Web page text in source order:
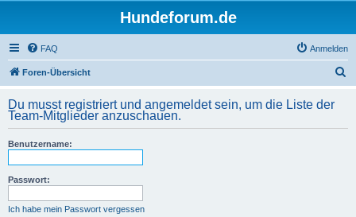
Hundeforum.de
FAQ Anmelden
Foren-Übersicht
h
Du musst registriert und angemeldet sein, um die Liste der
Team-Mitglieder anzuschauen.
Benutzername:
Passwort:
Ich habe mein Passwort vergessen